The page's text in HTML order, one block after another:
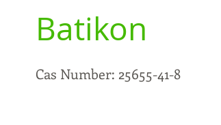
Batikon
Cas Number: 25655-41-8